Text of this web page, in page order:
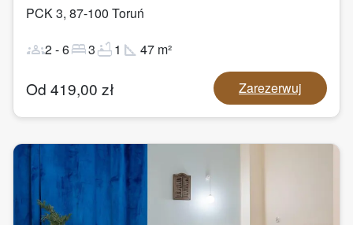
PCK 3, 87-100 Toruń
groups2-6bed3bathtub1 square_foot 47 m²
Od 419,00 zł Zarezerwuj